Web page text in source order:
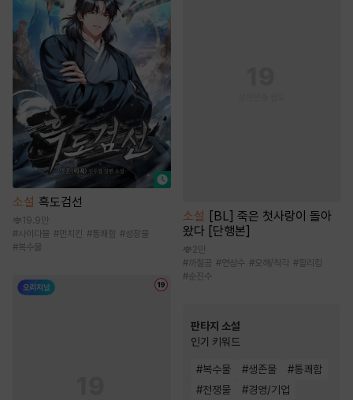
소설 흑도검선
19.9만
#사이다물 #먼치킨 #통쾌함 #성장물
#복수물
소설 [BL] 죽은 첫사랑이 돌아
왔다 [단행본]
2만
#까칠공 #연상수 #오해/착각 #할리킹
#순진수
판타지 소설
인기 키워드
#복수물 #생존물 #통쾌함
#전쟁물 #경영/기업